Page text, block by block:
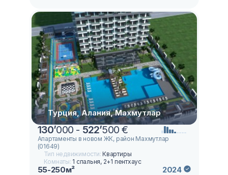
Турция, Алания, Махмутлар
130’000 - 522’500 €
Апартаменты в новом ЖК, район Махмутлар
(01649)
Тип недвижимости:Квартиры
Комнаты: 1 спальня, 2+1 пентхаус
55-250м² 2024